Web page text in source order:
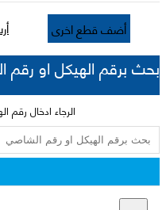
أضف قطع اخرى
بحث برقم الهيكل او
الرجاء ادخال رقم